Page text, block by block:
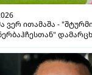
ვერ ითამაშა -